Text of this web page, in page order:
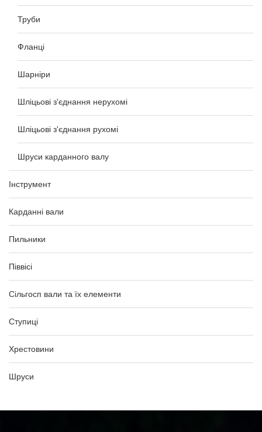
Труби
Фланці
Шарніри
Шліцьові з'єднання нерухомі
Шліцьові з'єднання рухомі
Шруси карданного валу
Інструмент
Карданні вали
Пильники
Піввісі
Сільгосп вали та їх елементи
Ступиці
Хрестовини
Шруси